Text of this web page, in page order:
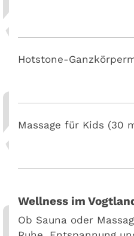
Hotstone-
Massage für Kids (30
Wellness im
Ob Sauna oder